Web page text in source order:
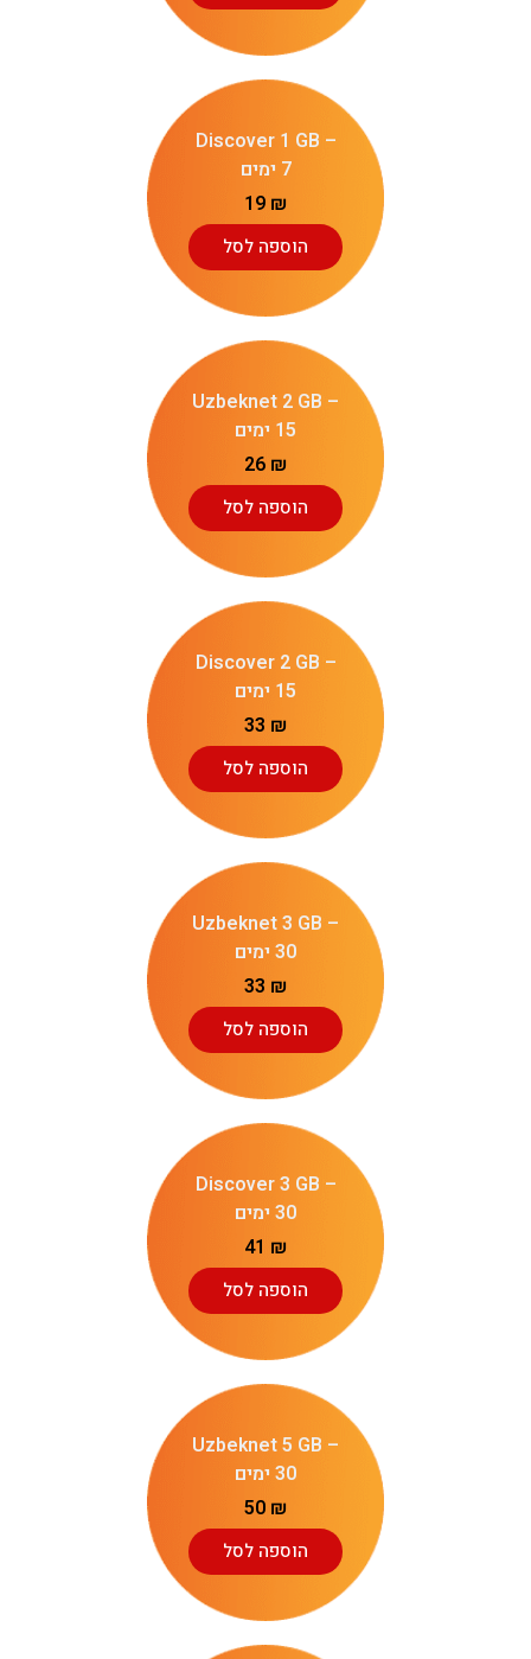
Discover 1 GB –
7 ימים
19 ₪
הוספה לסל
Uzbeknet 2 GB –
15 ימים
26 ₪
הוספה לסל
Discover 2 GB –
15 ימים
33 ₪
הוספה לסל
Uzbeknet 3 GB –
30 ימים
33 ₪
הוספה לסל
Discover 3 GB –
30 ימים
41 ₪
הוספה לסל
Uzbeknet 5 GB –
30 ימים
50 ₪
הוספה לסל